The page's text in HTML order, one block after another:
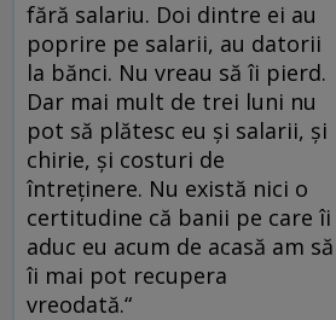
fără salariu. Doi dintre ei au
poprire pe salarii, au datorii
la bănci. Nu vreau să îi pierd.
Dar mai mult de trei luni nu
pot să plătesc eu și salarii, și
chirie, și costuri de
întreținere. Nu există nici o
certitudine că banii pe care îi
aduc eu acum de acasă am să
îi mai pot recupera
vreodată.“